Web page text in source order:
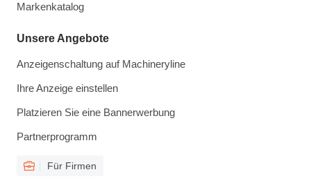
Markenkatalog
Unsere Angebote
Anzeigenschaltung auf Machineryline
Ihre Anzeige einstellen
Platzieren Sie eine Bannerwerbung
Partnerprogramm
Für Firmen